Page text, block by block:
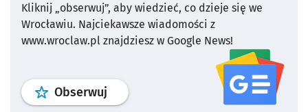
Kliknij „obserwuj”, aby wiedzieć, co dzieje się we
Wrocławiu. Najciekawsze wiadomości z
www.wroclaw.pl znajdziesz w Google News!
Obserwuj profil serwisu